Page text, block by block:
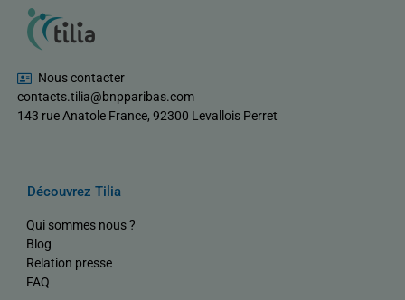
Nous contacter
contacts.tilia@bnpparibas.com
143 rue Anatole France, 92300 Levallois Perret
Découvrez Tilia
Qui sommes nous ?
Blog
Relation presse
FAQ